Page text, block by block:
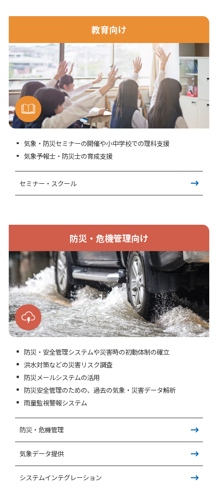
教育向け
気象・防災セミナーの開催や小中学校での理科支援
気象予報士・防災士の育成支援
セミナー・スクール
防災・危機管理向け
防災・安全管理システムや災害時の初動体制の確立
洪水対策などの災害リスク調査
防災メールシステムの活用
防災安全管理のための、過去の気象・災害データ解析
雨量監視警報システム
防災・危機管理
気象データ提供
システムインテグレーション